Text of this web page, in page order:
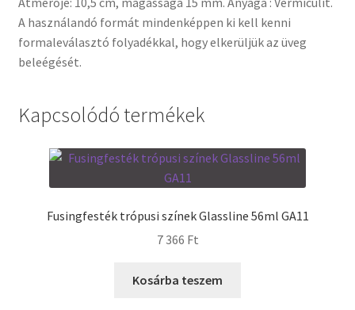
A használandó formát mindenképpen ki kell kenni
formaleválasztó folyadékkal, hogy elkerüljük az üveg
beleégését.
Kapcsolódó termékek
Fusingfesték trópusi színek Glassline 56ml GA11
7 366 Ft
Kosárba teszem